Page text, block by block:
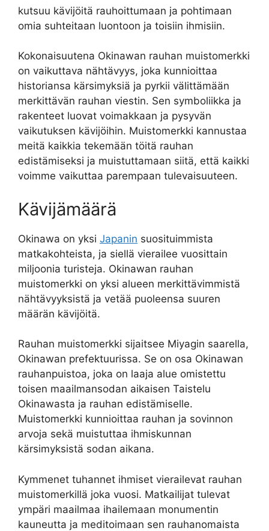
kutsuu kävijöitä rauhoittumaan ja pohtimaan
omia suhteitaan luontoon ja toisiin ihmisiin.
Kokonaisuutena Okinawan rauhan muistomerkki
on vaikuttava nähtävyys, joka kunnioittaa
historiansa kärsimyksiä ja pyrkii välittämään
merkittävän rauhan viestin. Sen symboliikka ja
rakenteet luovat voimakkaan ja pysyvän
vaikutuksen kävijöihin. Muistomerkki kannustaa
meitä kaikkia tekemään töitä rauhan
edistämiseksi ja muistuttamaan siitä, että kaikki
voimme vaikuttaa parempaan tulevaisuuteen.
Kävijämäärä
Okinawa on yksi Japanin suosituimmista
matkakohteista, ja siellä vierailee vuosittain
miljoonia turisteja. Okinawan rauhan
muistomerkki on yksi alueen merkittävimmistä
nähtävyyksistä ja vetää puoleensa suuren
määrän kävijöitä.
Rauhan muistomerkki sijaitsee Miyagin saarella,
Okinawan prefektuurissa. Se on osa Okinawan
rauhanpuistoa, joka on laaja alue omistettu
toisen maailmansodan aikaisen Taistelu
Okinawasta ja rauhan edistämiselle.
Muistomerkki kunnioittaa rauhan ja sovinnon
arvoja sekä muistuttaa ihmiskunnan
kärsimyksistä sodan aikana.
Kymmenet tuhannet ihmiset vierailevat rauhan
muistomerkillä joka vuosi. Matkailijat tulevat
ympäri maailmaa ihailemaan monumentin
kauneutta ja meditoimaan sen rauhanomaista